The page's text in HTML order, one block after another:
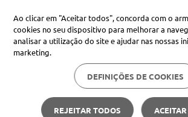
Ao clicar em "Aceitar todos", concorda com o
cookies no seu dispositivo para melhorar a
analisar a utilização do site e ajudar nas nossas
marketing.
DEFINIÇÕES DE COOKIES
REJEITAR TODOS